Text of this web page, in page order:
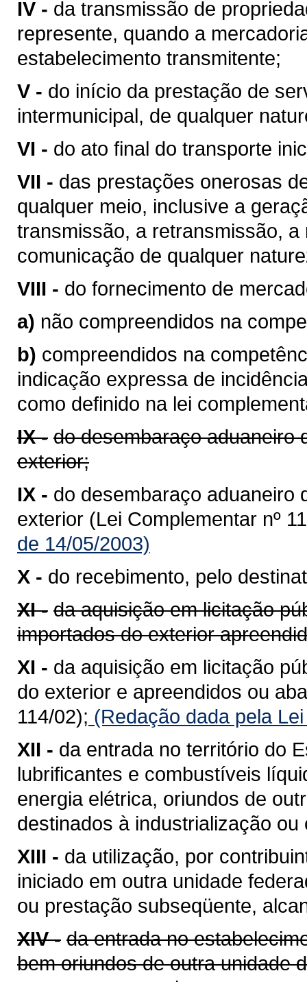
IV - da transmissão de
represente, quando a
estabelecimento transmitente;
V - do início da prestação de
intermunicipal, de qualquer
VI - do ato final do transporte
VII - das prestações onerosas
qualquer meio, inclusive a
transmissão, a retransmissão,
comunicação de qualquer
VIII - do fornecimento de
a) não compreendidos na
b) compreendidos na
indicação expressa de
como definido na lei
IX - do desembaraço aduaneiro
exterior;
IX - do desembaraço aduaneiro
exterior (Lei Complementar nº
de 14/05/2003)
X - do recebimento, pelo
XI - da aquisição em licitação
importados do exterior
XI - da aquisição em licitação
do exterior e apreendidos ou
114/02); (Redação dada pela
XII - da entrada no território do
lubrificantes e combustíveis
energia elétrica, oriundos de
destinados à industrialização
XIII - da utilização, por
iniciado em outra unidade
ou prestação subseqüente,
XIV - da entrada no
bem oriundos de outra unidade